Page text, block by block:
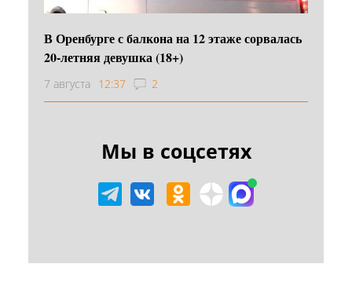
В Оренбурге с балкона на 12 этаже сорвалась
20-летняя девушка (18+)
7 августа 12:37 2
Мы в соцсетях